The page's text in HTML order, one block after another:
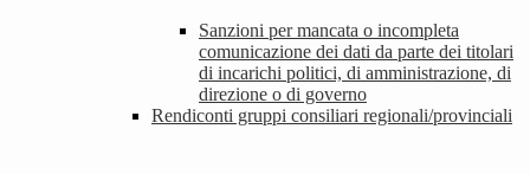
Sanzioni per mancata o incompleta
comunicazione dei dati da parte dei titolari
di incarichi politici, di amministrazione, di
direzione o di governo
Rendiconti gruppi consiliari regionali/provinciali